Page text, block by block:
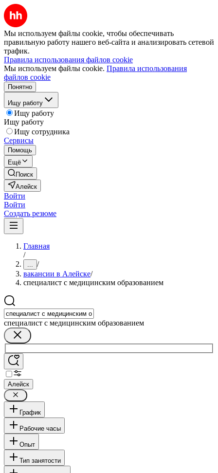
Мы используем файлы cookie, чтобы обеспечивать
правильную работу нашего веб-сайта и анализировать сетевой
трафик.
Правила использования файлов cookie
Мы используем файлы cookie. Правила использования
файлов cookie
Понятно
Ищу работу
Ищу работу
Ищу работу
Ищу сотрудника
Сервисы
Помощь
Ещё
Поиск
Алейск
Войти
Войти
Создать резюме
Главная
/
... /
вакансии в Алейске/
специалист с медицинским образованием
специалист с медицинским образованием
Алейск
График
Рабочие часы
Опыт
Тип занятости